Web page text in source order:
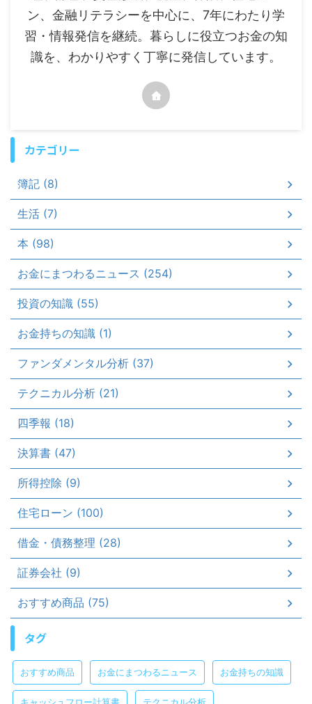
ン、金融リテラシーを中心に、7年にわたり学
習・情報発信を継続。暮らしに役立つお金の知
識を、わかりやすく丁寧に発信しています。
カテゴリー
簿記 (8)
生活 (7)
本 (98)
お金にまつわるニュース (254)
投資の知識 (55)
お金持ちの知識 (1)
ファンダメンタル分析 (37)
テクニカル分析 (21)
四季報 (18)
決算書 (47)
所得控除 (9)
住宅ローン (100)
借金・債務整理 (28)
証券会社 (9)
おすすめ商品 (75)
タグ
おすすめ商品 お金にまつわるニュース お金持ちの知識